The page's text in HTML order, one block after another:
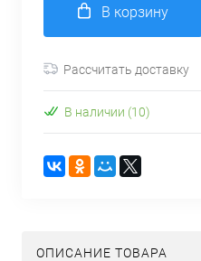
В корзину
Рассчитать доставку
В наличии (10)
ОПИСАНИЕ ТОВАРА